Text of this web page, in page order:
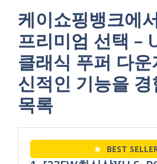
케이쇼핑뱅크에
프리미엄 선택 –
클래식 푸퍼 다
신적인 기능을
목록
★ BEST